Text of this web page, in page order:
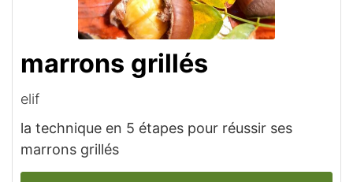
marrons grillés
elif
la technique en 5 étapes pour réussir ses
marrons grillés